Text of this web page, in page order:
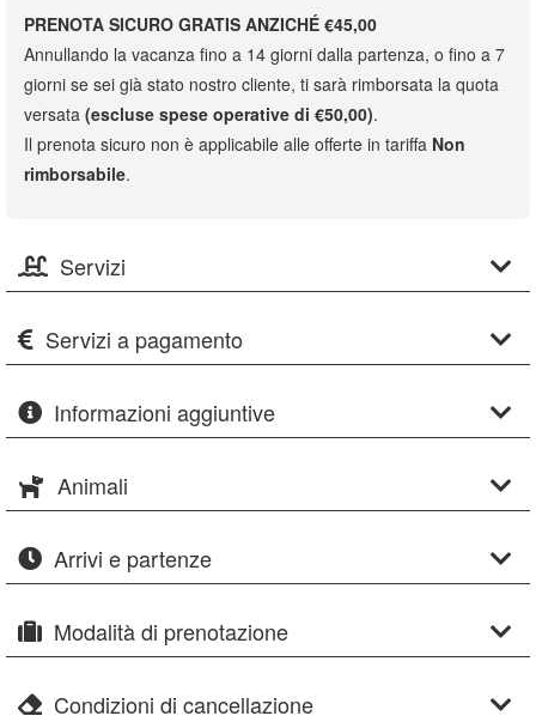
PRENOTA SICURO GRATIS ANZICHÉ €45,00
Annullando la vacanza fino a 14 giorni dalla partenza, o fino a 7
giorni se sei già stato nostro cliente, ti sarà rimborsata la quota
versata (escluse spese operative di €50,00).
Il prenota sicuro non è applicabile alle offerte in tariffa Non
rimborsabile.
Servizi
Servizi a pagamento
Informazioni aggiuntive
Animali
Arrivi e partenze
Modalità di prenotazione
Condizioni di cancellazione